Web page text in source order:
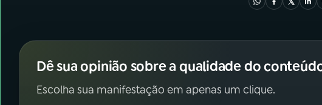
Dê sua opinião sobre a qualidade do
Escolha sua manifestação em apenas um clique.